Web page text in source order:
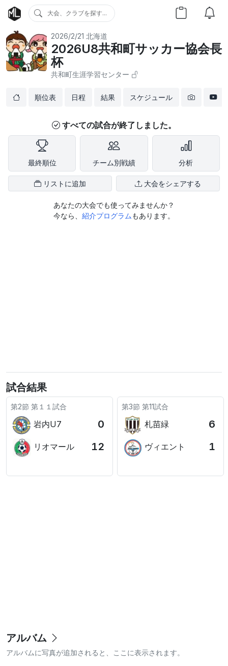
大会、クラブを探す...
2026/2/21 北海道
2026U8共和町サッカー協会長
杯
共和町生涯学習センター
順位表 日程 結果 スケジュール
すべての試合が終了しました。
最終順位 チーム別戦績 分析
リストに追加 大会をシェアする
あなたの大会でも使ってみませんか？
今なら、 紹介プログラム もあります。
試合結果
第2節 第１１試合
岩内U7 0
リオマール 12
第3節 第11試合
札苗緑 6
ヴィエント 1
アルバム
アルバムに写真が追加されると、ここに表示されます。